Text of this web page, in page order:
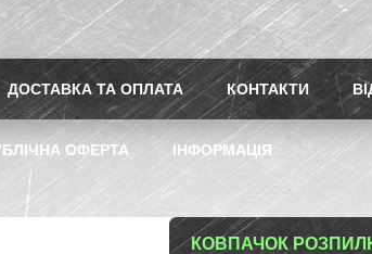
ДОСТАВКА ТА ОПЛАТА КОНТАКТИ
ОФЕРТА ІНФОРМАЦІЯ
КОВПАЧОК